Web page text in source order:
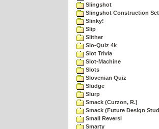
Slingshot
Slingshot Construction Set
Slinky!
Slip
Slither
Slo-Quiz 4k
Slot Trivia
Slot-Machine
Slots
Slovenian Quiz
Sludge
Slurp
Smack (Curzon, R.)
Smack (Future Design
Small Reversi
Smarty